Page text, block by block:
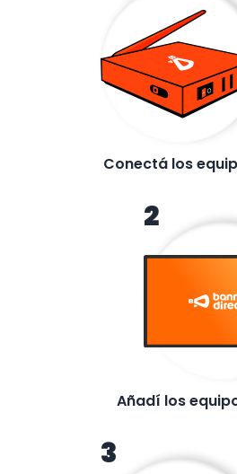
Conectá los
2
Añadí los
3